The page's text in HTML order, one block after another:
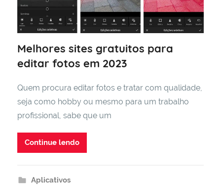
Melhores sites gratuitos para
editar fotos em 2023
Quem procura editar fotos e tratar com qualidade,
seja como hobby ou mesmo para um trabalho
profissional, sabe que um
Continue lendo
Aplicativos